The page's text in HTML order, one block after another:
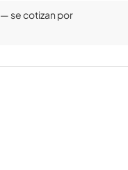
— se cotizan por